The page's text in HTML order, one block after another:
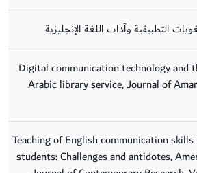
التطبيقية وآداب اللغة الإنجليزية
Digital communication technology and
Arabic library service, Journal of
Teaching of English communication
students: Challenges and antidotes,